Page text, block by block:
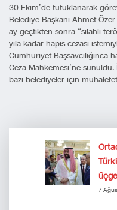
30 Ekim’de tutuklanarak
Belediye Başkanı Ahmet
ay geçtikten sonra “silahlı
yıla kadar hapis cezası
Cumhuriyet Başsavcılığınca
Ceza Mahkemesi’ne
bazı belediyeler için
7